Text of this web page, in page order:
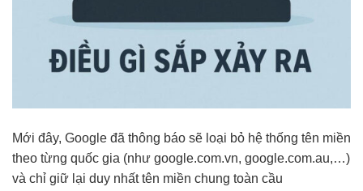
Mới đây, Google đã thông báo sẽ loại bỏ hệ thống tên miền
theo từng quốc gia (như google.com.vn, google.com.au,…)
và chỉ giữ lại duy nhất tên miền chung toàn cầu